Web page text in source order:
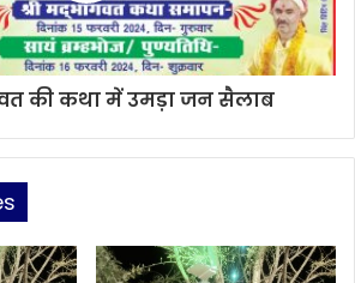
की कथा में उमड़ा जन सैलाब